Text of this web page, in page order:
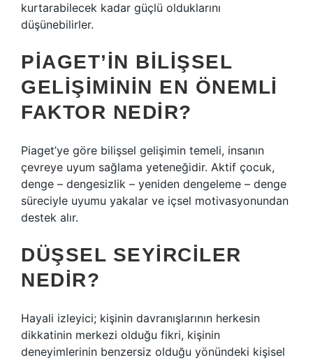
kurtarabilecek kadar güçlü olduklarını
düşünebilirler.
PIAGET’IN BILIŞSEL
GELIŞIMININ EN ÖNEMLI
FAKTOR NEDIR?
Piaget’ye göre bilişsel gelişimin temeli, insanın
çevreye uyum sağlama yeteneğidir. Aktif çocuk,
denge – dengesizlik – yeniden dengeleme – denge
süreciyle uyumu yakalar ve içsel motivasyonundan
destek alır.
DÜŞSEL SEYIRCILER
NEDIR?
Hayali izleyici; kişinin davranışlarının herkesin
dikkatinin merkezi olduğu fikri, kişinin
deneyimlerinin benzersiz olduğu yönündeki kişisel